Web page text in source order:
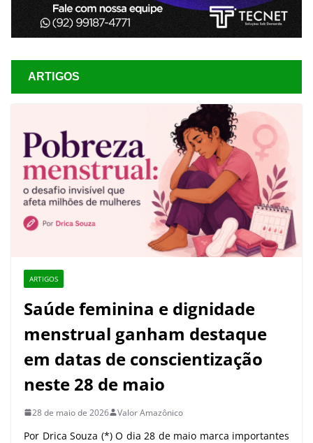
ARTIGOS
ARTIGOS
Saúde feminina e dignidade
menstrual ganham destaque
em datas de conscientização
neste 28 de maio
28 de maio de 2026 Valor Amazônico
Por Drica Souza (*) O dia 28 de maio marca importantes